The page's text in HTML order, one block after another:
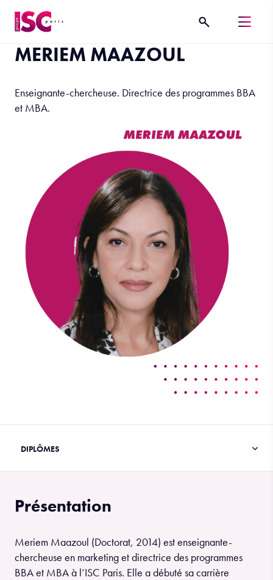
MERIEM MAAZOUL
Enseignante-chercheuse. Directrice des programmes BBA
et MBA.
Présentation
Meriem Maazoul (Doctorat, 2014) est enseignante-
chercheuse en marketing et directrice des programmes
BBA et MBA à l’ISC Paris. Elle a débuté sa carrière